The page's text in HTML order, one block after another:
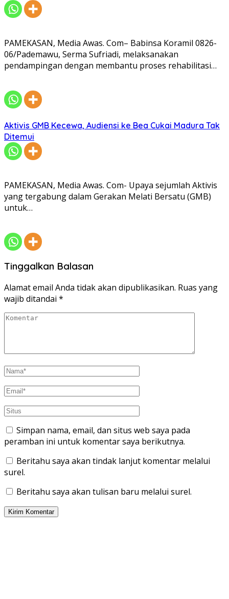
PAMEKASAN, Media Awas. Com– Babinsa Koramil 0826-
06/Pademawu, Serma Sufriadi, melaksanakan
pendampingan dengan membantu proses rehabilitasi…
Aktivis GMB Kecewa, Audiensi ke Bea Cukai Madura Tak
Ditemui
PAMEKASAN, Media Awas. Com- Upaya sejumlah Aktivis
yang tergabung dalam Gerakan Melati Bersatu (GMB)
untuk…
Tinggalkan Balasan
Alamat email Anda tidak akan dipublikasikan. Ruas yang
wajib ditandai *
Simpan nama, email, dan situs web saya pada
peramban ini untuk komentar saya berikutnya.
Beritahu saya akan tindak lanjut komentar melalui
surel.
Beritahu saya akan tulisan baru melalui surel.